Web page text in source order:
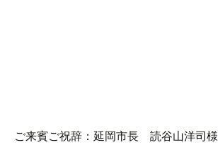
ご来賓ご祝辞：延岡市長 読谷山洋司様